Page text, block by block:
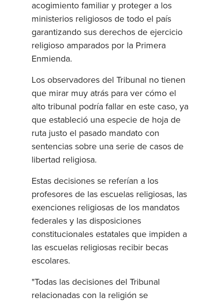
acogimiento familiar y proteger a los
ministerios religiosos de todo el país
garantizando sus derechos de ejercicio
religioso amparados por la Primera
Enmienda.
Los observadores del Tribunal no tienen
que mirar muy atrás para ver cómo el
alto tribunal podría fallar en este caso, ya
que estableció una especie de hoja de
ruta justo el pasado mandato con
sentencias sobre una serie de casos de
libertad religiosa.
Estas decisiones se referían a los
profesores de las escuelas religiosas, las
exenciones religiosas de los mandatos
federales y las disposiciones
constitucionales estatales que impiden a
las escuelas religiosas recibir becas
escolares.
"Todas las decisiones del Tribunal
relacionadas con la religión se